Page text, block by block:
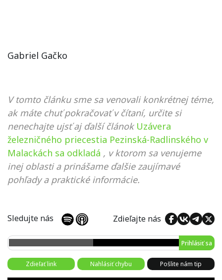
Gabriel Gačko
V tomto článku sme sa venovali konkrétnej téme,
ak máte chuť pokračovať v čítaní, určite si
nenechajte ujsť aj ďalší článok Uzávera
železničného priecestia Pezinská-Radlinského v
Malackách sa odkladá , v ktorom sa venujeme
inej oblasti a prinášame ďalšie zaujímavé
pohľady a praktické informácie.
Sledujte nás Zdieľajte nás
Prihlásiť sa
Zdieľať link Nahlásiť chybu Pošlite nám tip